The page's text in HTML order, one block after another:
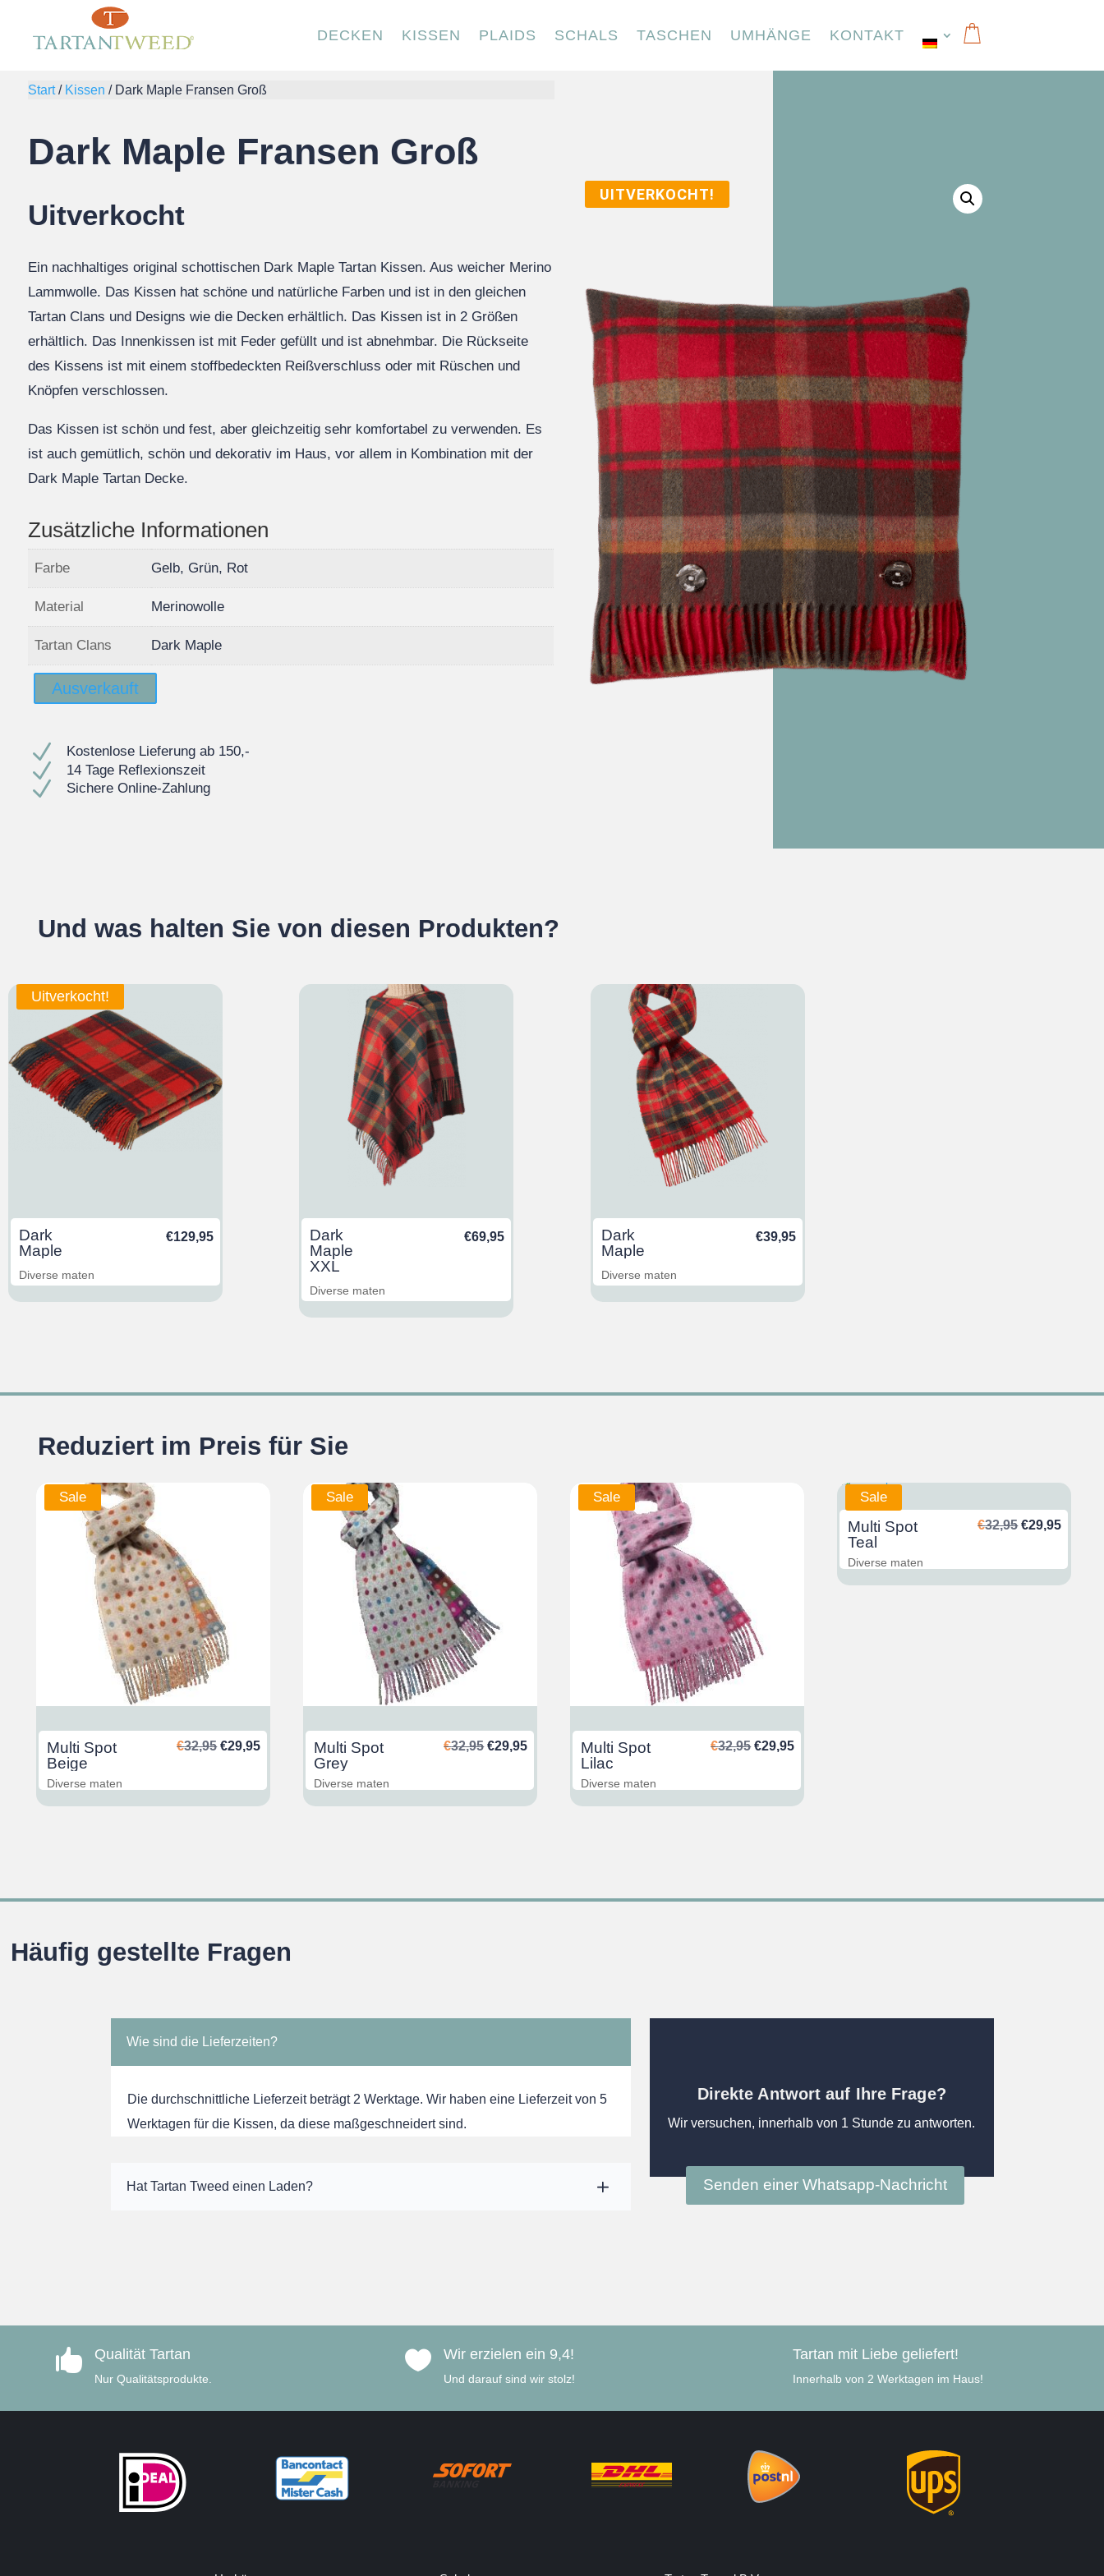
DECKEN KISSEN PLAIDS SCHALS TASCHEN UMHÄNGE KONTAKT
Start/ Kissen / Dark Maple Fransen Groß
Dark Maple Fransen Groß
Uitverkocht
Ein nachhaltiges original schottischen Dark Maple Tartan Kissen. Aus weicher Merino
Lammwolle. Das Kissen hat schöne und natürliche Farben und ist in den gleichen
Tartan Clans und Designs wie die Decken erhältlich. Das Kissen ist in 2 Größen
erhältlich. Das Innenkissen ist mit Feder gefüllt und ist abnehmbar. Die Rückseite
des Kissens ist mit einem stoffbedeckten Reißverschluss oder mit Rüschen und
Knöpfen verschlossen.
Das Kissen ist schön und fest, aber gleichzeitig sehr komfortabel zu verwenden. Es
ist auch gemütlich, schön und dekorativ im Haus, vor allem in Kombination mit der
Dark Maple Tartan Decke.
Zusätzliche Informationen
Farbe Gelb, Grün, Rot
Material Merinowolle
Tartan Clans Dark Maple
Ausverkauft
N Kostenlose Lieferung ab 150,-
N 14 Tage Reflexionszeit
N Sichere Online-Zahlung
UITVERKOCHT!
Und was halten Sie von diesen Produkten?
Uitverkocht!
Dark
Maple
€129,95
Diverse maten
Dark
Maple
XXL
€69,95
Diverse maten
Dark
Maple
€39,95
Diverse maten
Reduziert im Preis für Sie
Sale
Multi Spot
Beige
€32,95 Ursprünglicher
€32,95
€29,95Aktueller
€29,95.
Diverse maten
Sale
Multi Spot
Grey
€32,95 Ursprünglicher
€32,95
€29,95Aktueller
€29,95.
Diverse maten
Sale
Multi Spot
Lilac
€32,95 Ursprünglicher
€32,95
€29,95Aktueller
€29,95.
Diverse maten
Sale
Multi Spot
Teal
€32,95
€32,95
€29,95
€29,95.
Diverse maten
Häufig gestellte Fragen
Wie sind die Lieferzeiten?
Die durchschnittliche Lieferzeit beträgt 2 Werktage. Wir haben eine Lieferzeit von 5
Werktagen für die Kissen, da diese maßgeschneidert sind.
Hat Tartan Tweed einen Laden?
Direkte Antwort auf Ihre Frage?
Wir versuchen, innerhalb von 1 Stunde zu antworten.
Senden einer Whatsapp-Nachricht
 Qualität Tartan
Nur Qualitätsprodukte.
 Wir erzielen ein 9,4!
Und darauf sind wir stolz!
Tartan mit Liebe geliefert!
Innerhalb von 2 Werktagen im Haus!